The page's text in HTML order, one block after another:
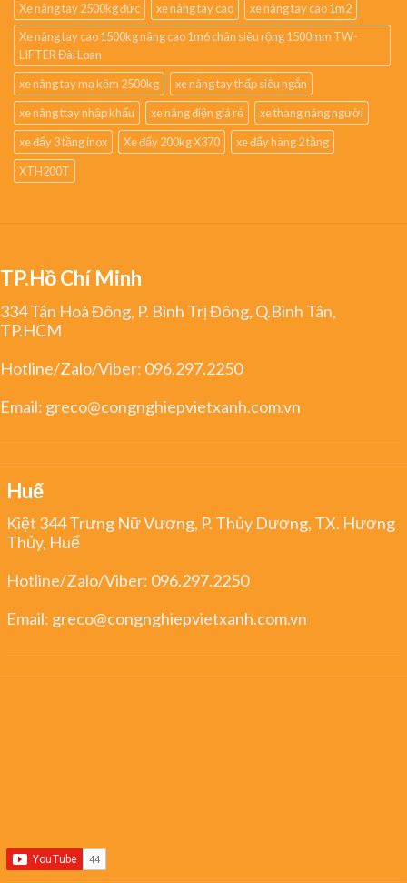
Xe nâng tay 2500kg đức
xe nâng tay cao
xe nâng tay cao 1m2
Xe nâng tay cao 1500kg nâng cao 1m6 chân siêu rộng 1500mm TW-
LIFTER Đài Loan
xe nâng tay mạ kẽm 2500kg
xe nâng tay thấp siêu ngắn
xe nâng ttay nhập khẩu
xe nâng điện giá rẻ
xe thang nâng người
xe đẩy 3 tầng inox
Xe đẩy 200kg X370
xe đẩy hàng 2 tầng
XTH200T
TP.Hồ Chí Minh
334 Tân Hoà Đông, P. Bình Trị Đông, Q.Bình Tân,
TP.HCM
Hotline/Zalo/Viber: 096.297.2250
Email: greco@congnghiepvietxanh.com.vn
Huế
Kiệt 344 Trưng Nữ Vương, P. Thủy Dương, TX. Hương
Thủy, Huế
Hotline/Zalo/Viber: 096.297.2250
Email: greco@congnghiepvietxanh.com.vn